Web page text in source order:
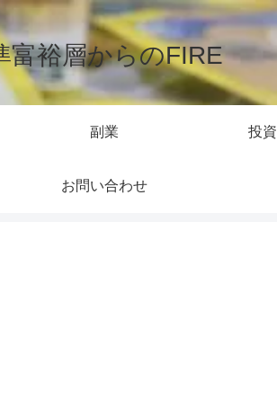
富裕層からのFIRE
副業 投資
お問い合わせ